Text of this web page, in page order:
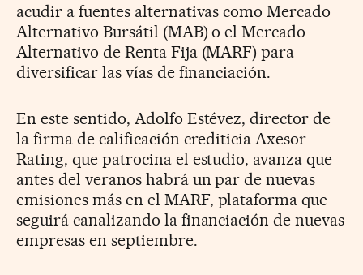
acudir a fuentes alternativas como Mercado
Alternativo Bursátil (MAB) o el Mercado
Alternativo de Renta Fija (MARF) para
diversificar las vías de financiación.
En este sentido, Adolfo Estévez, director de
la firma de calificación crediticia Axesor
Rating, que patrocina el estudio, avanza que
antes del veranos habrá un par de nuevas
emisiones más en el MARF, plataforma que
seguirá canalizando la financiación de nuevas
empresas en septiembre.